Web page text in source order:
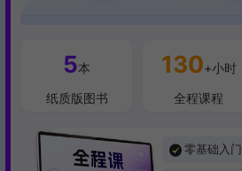
5本
纸质版图书
130+小时
全程课程
零基础入门